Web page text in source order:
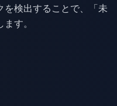
を検出することで、「未
す。